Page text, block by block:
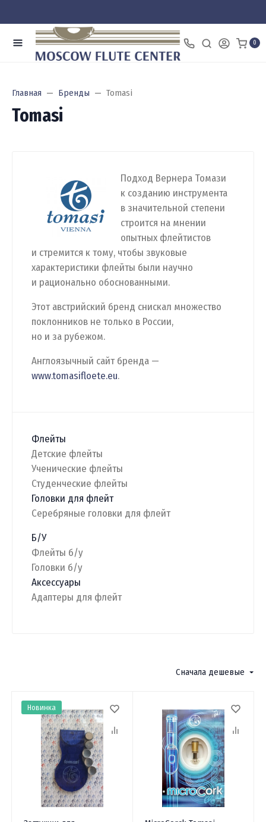
0
Главная Бренды Tomasi
Tomasi
Подход Вернера Томази
к созданию инструмента
в значительной степени
строится на мнении
опытных флейтистов
и стремится к тому, чтобы звуковые
характеристики флейты были научно
и рационально обоснованными.
Этот австрийский бренд снискал множество
поклонников не только в России,
но и за рубежом.
Англоязычный сайт бренда —
www.tomasifloete.eu.
Флейты
Детские флейты
Ученические флейты
Студенческие флейты
Головки для флейт
Серебряные головки для флейт
Б/У
Флейты б/у
Головки б/у
Аксессуары
Адаптеры для флейт
Сначала дешевые
Новинка